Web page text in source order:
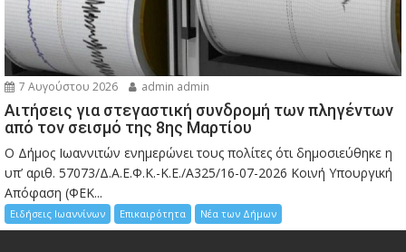
7 Αυγούστου 2026 admin admin
Αιτήσεις για στεγαστική συνδρομή των πληγέντων
από τον σεισμό της 8ης Μαρτίου
Ο Δήμος Ιωαννιτών ενημερώνει τους πολίτες ότι δημοσιεύθηκε η
υπ’ αριθ. 57073/Δ.Α.Ε.Φ.Κ.-Κ.Ε./Α325/16-07-2026 Κοινή Υπουργική
Απόφαση (ΦΕΚ...
Ειδήσεις Ιωαννίνων Επικαιρότητα Νέα των Δήμων